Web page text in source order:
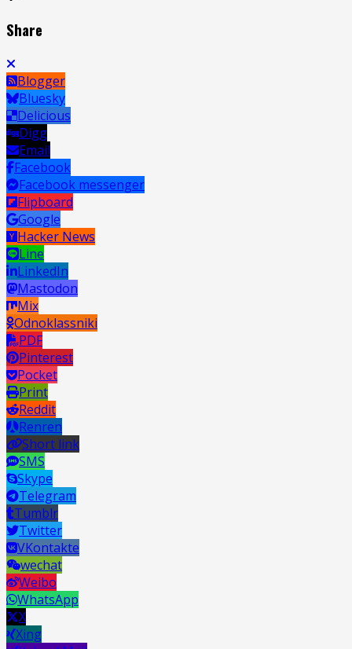
Share
Blogger
Bluesky
Delicious
Digg
Email
Facebook
Facebook messenger
Flipboard
Google
Hacker News
Line
LinkedIn
Mastodon
Mix
Odnoklassniki
PDF
Pinterest
Pocket
Print
Reddit
Renren
Short link
SMS
Skype
Telegram
Tumblr
Twitter
VKontakte
wechat
Weibo
WhatsApp
X
Xing